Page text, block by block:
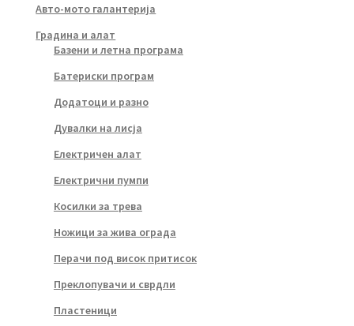
Авто-мото галантерија
Градина и алат
Базени и летна програма
Батериски програм
Додатоци и разно
Дувалки на лисја
Електричен алат
Електрични пумпи
Косилки за трева
Ножици за жива ограда
Перачи под висок притисок
Преклопувачи и сврдли
Пластеници